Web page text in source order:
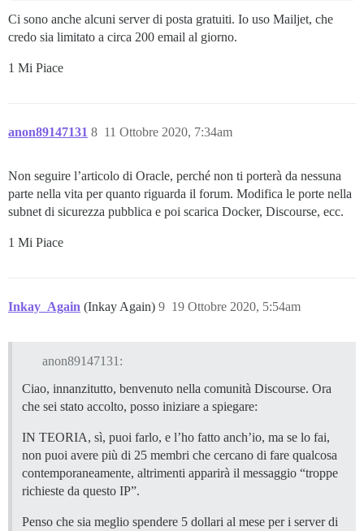
Ci sono anche alcuni server di posta gratuiti. Io uso Mailjet, che
credo sia limitato a circa 200 email al giorno.
1 Mi Piace
anon89147131 11 Ottobre 2020, 7:34am
8
Non seguire l’articolo di Oracle, perché non ti porterà da nessuna
parte nella vita per quanto riguarda il forum. Modifica le porte nella
subnet di sicurezza pubblica e poi scarica Docker, Discourse, ecc.
1 Mi Piace
Inkay_Again (Inkay Again) 19 Ottobre 2020, 5:54am
9
anon89147131:
Ciao, innanzitutto, benvenuto nella comunità Discourse. Ora
che sei stato accolto, posso iniziare a spiegare:
IN TEORIA, sì, puoi farlo, e l’ho fatto anch’io, ma se lo fai,
non puoi avere più di 25 membri che cercano di fare qualcosa
contemporaneamente, altrimenti apparirà il messaggio “troppe
richieste da questo IP”.
Penso che sia meglio spendere 5 dollari al mese per i server di